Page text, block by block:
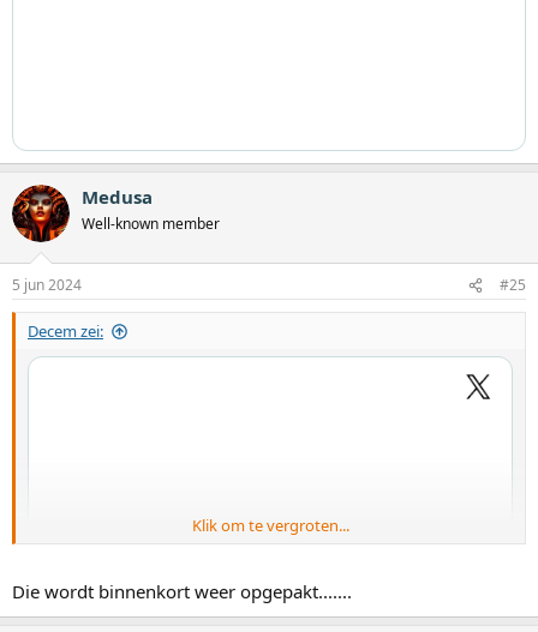
Medusa
Well-known member
5 jun 2024 #25
Decem zei:
Klik om te vergroten...
Die wordt binnenkort weer opgepakt.......